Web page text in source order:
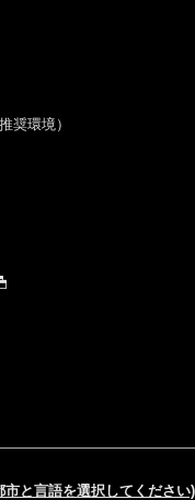
奨環境）
と言語を選択してください)